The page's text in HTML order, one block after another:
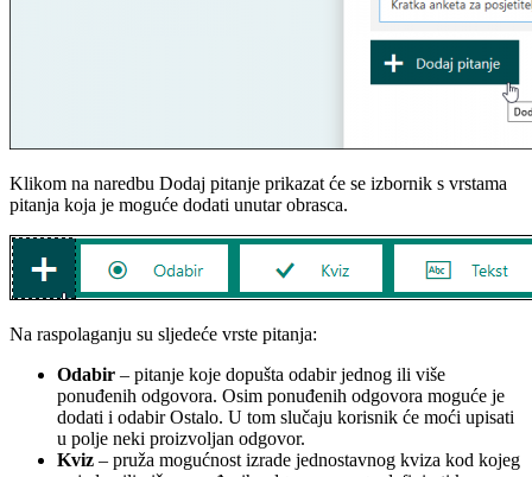
Klikom na naredbu Dodaj pitanje prikazat će se izbornik s vrstama
pitanja koja je moguće dodati unutar obrasca.
Na raspolaganju su sljedeće vrste pitanja:
Odabir – pitanje koje dopušta odabir jednog ili više
ponuđenih odgovora. Osim ponuđenih odgovora moguće je
dodati i odabir Ostalo. U tom slučaju korisnik će moći upisati
u polje neki proizvoljan odgovor.
Kviz – pruža mogućnost izrade jednostavnog kviza kod kojeg